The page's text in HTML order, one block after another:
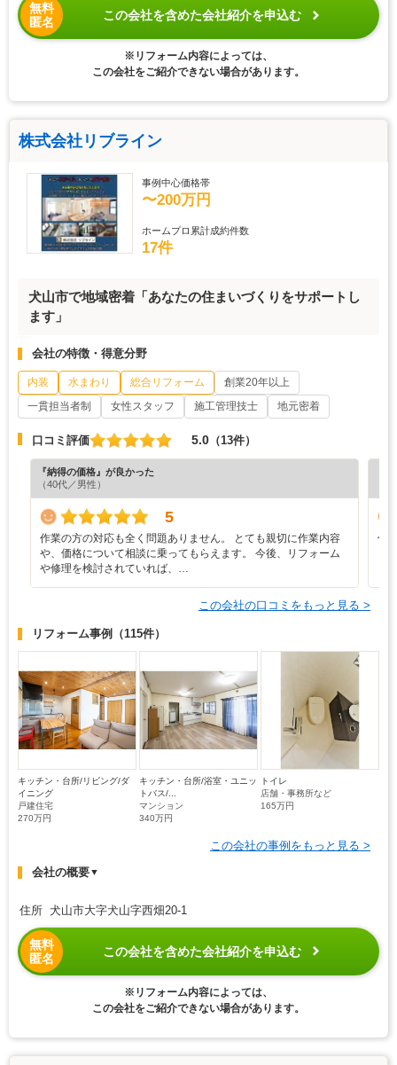
無料
匿名
この会社を含めた会社紹介を申込む
※リフォーム内容によっては、
この会社をご紹介できない場合があります。
株式会社リブライン
事例中心価格帯
〜200万円
ホームプロ累計成約件数
17件
犬山市で地域密着「あなたの住まいづくりをサポートし
ます」
会社の特徴・得意分野
内装 水まわり 総合リフォーム
創業20年以上
一貫担当者制
女性スタッフ 施工管理技士 地元密着
口コミ評価 5.0 （13件）
『納得の価格』が良かった
（40代／男性）
5
作業の方の対応も全く問題ありません。 とても親切に作業内容
や、価格について相談に乗ってもらえます。 今後、リフォーム
や修理を検討されていれば、…
仕
この会社の口コミをもっと見る >
リフォーム事例 （115件）
キッチン・台所/リビング/ダ
イニング
戸建住宅
270万円
キッチン・台所/浴室・ユニッ
トバス/...
マンション
340万円
トイレ
店舗・事務所など
165万円
この会社の事例をもっと見る >
会社の概要▼
住所 犬山市大字犬山字西畑20-1
無料
匿名
この会社を含めた会社紹介を申込む
※リフォーム内容によっては、
この会社をご紹介できない場合があります。